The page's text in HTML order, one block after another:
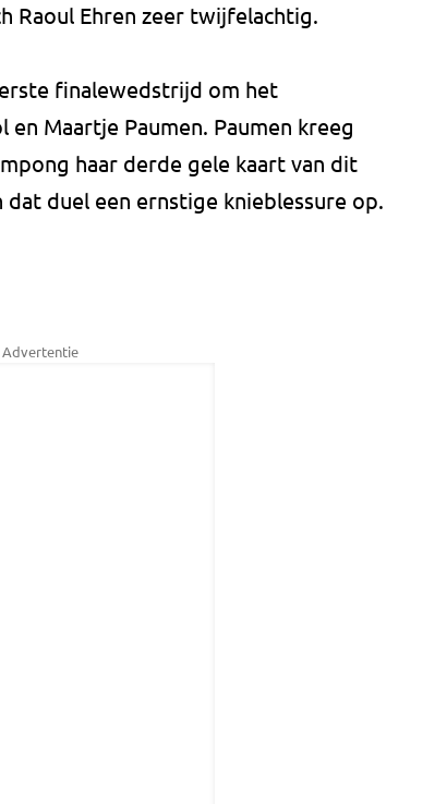
Raoul Ehren zeer twijfelachtig.
finalewedstrijd om het
Maartje Paumen. Paumen kreeg
haar derde gele kaart van dit
duel een ernstige knieblessure op.
Advertentie